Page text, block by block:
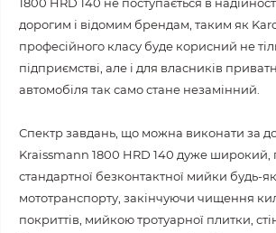
дорогим і відомим брендам, таким як
професійного класу буде корисний не
підприємстві, але і для власників
автомобіля так само стане незамінний.
Спектр завдань, що можна виконати за
Kraissmann 1800 HRD 140 дуже широкий,
стандартної безконтактної мийки будь-
мототранспорту, закінчуючи чищення
покриттів, мийкою тротуарної плитки,